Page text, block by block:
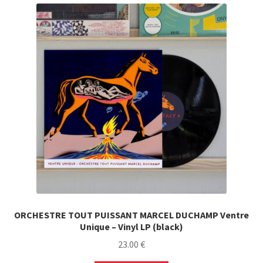
ORCHESTRE TOUT PUISSANT MARCEL DUCHAMP Ventre
Unique – Vinyl LP (black)
23.00 €